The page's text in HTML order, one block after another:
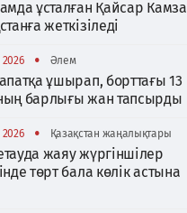
ұсталған Қайсар Камза
жеткізіледі
• Әлем
ұшырап, борттағы 13
барлығы жан тапсырды
• Қазақстан жаңалықтары
жаяу жүргіншілер
төрт бала көлік астына